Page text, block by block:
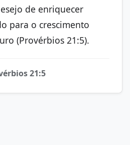
de enriquecer
para o crescimento
(Provérbios 21:5).
21:5